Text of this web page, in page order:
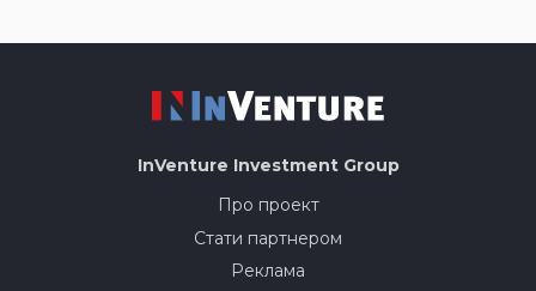
InVenture Investment Group
Про проект
Стати партнером
Реклама